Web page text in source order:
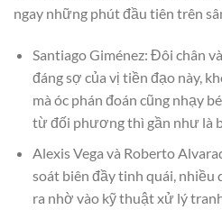
ngay những phút đầu tiên trên
Santiago Giménez: Đôi chân
đáng sợ của vị tiền đạo này,
mà óc phán đoán cũng nhạy
từ đối phương thì gần như là
Alexis Vega và Roberto
soát biên đầy tinh quái, nhiều
ra nhờ vào kỹ thuật xử lý